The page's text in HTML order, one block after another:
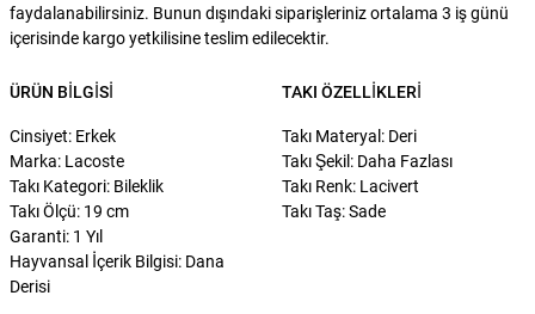
faydalanabilirsiniz. Bunun dışındaki siparişleriniz ortalama 3 iş günü
içerisinde kargo yetkilisine teslim edilecektir.
ÜRÜN BILGISI
Cinsiyet: Erkek
Marka: Lacoste
Takı Kategori: Bileklik
Takı Ölçü: 19 cm
Garanti: 1 Yıl
Hayvansal İçerik Bilgisi: Dana
Derisi
TAKI ÖZELLIKLERI
Takı Materyal: Deri
Takı Şekil: Daha Fazlası
Takı Renk: Lacivert
Takı Taş: Sade